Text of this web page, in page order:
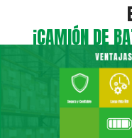
¡CAMIÓN DE